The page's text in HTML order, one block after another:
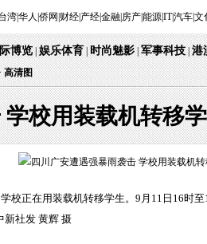
湾|华人 侨网 财经| 产经|金融| 房产|能源|IT|汽车|文
博览|娱乐体育|时尚魅影|军事科技|港
高清图
校用装载机转移
校正在用装载机转移学生。9月11日16时
新社发 黄辉 摄